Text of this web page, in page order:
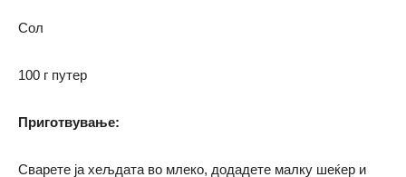
Сол
100 г путер
Приготвување:
Сварете ја хељдата во млеко, додадете малку шеќер и